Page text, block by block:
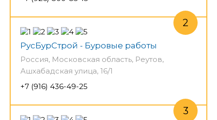
РусБурСтрой - Буровые работы
Россия, Московская область, Реутов,
Ашхабадская улица, 16/1
+7 (916) 436-49-25